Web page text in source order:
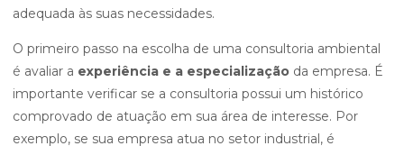
adequada às suas necessidades.
O primeiro passo na escolha de uma consultoria ambiental
é avaliar a experiência e a especialização da empresa. É
importante verificar se a consultoria possui um histórico
comprovado de atuação em sua área de interesse. Por
exemplo, se sua empresa atua no setor industrial, é